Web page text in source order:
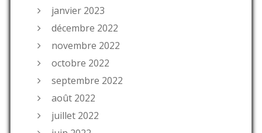
janvier 2023
décembre 2022
novembre 2022
octobre 2022
septembre 2022
août 2022
juillet 2022